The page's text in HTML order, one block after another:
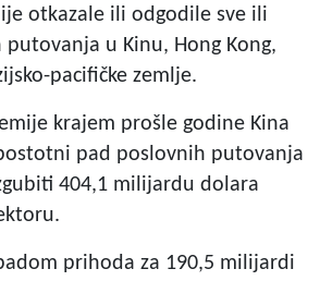
otkazale ili odgodile sve ili
u Kinu, Hong Kong,
pacifičke zemlje.
krajem prošle godine Kina
pad poslovnih putovanja
404,1 milijardu dolara
prihoda za 190,5 milijardi